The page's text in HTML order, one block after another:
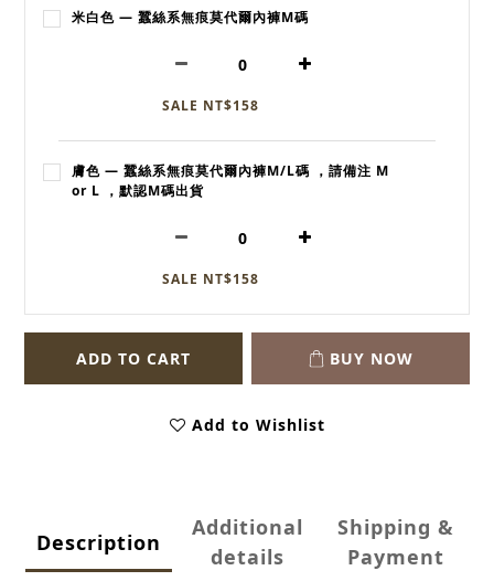
米白色 — 蠶絲系無痕莫代爾內褲M碼
SALE NT$158
膚色 — 蠶絲系無痕莫代爾內褲M/L碼 ，請備注 M
or L ，默認M碼出貨
SALE NT$158
ADD TO CART BUY NOW
Add to Wishlist
Description
Additional
details
Shipping &
Payment